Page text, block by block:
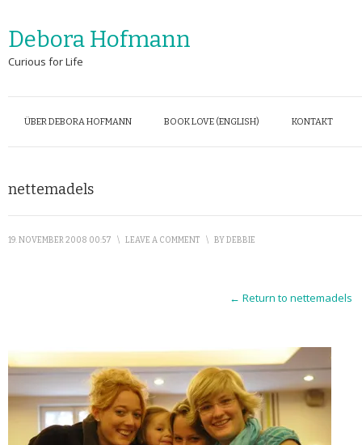
Debora Hofmann
Curious for Life
ÜBER DEBORA HOFMANN BOOK LOVE (ENGLISH) KONTAKT
nettemadels
19. NOVEMBER 2008 00:57 \ LEAVE A COMMENT \ BYDEBBIE
← Return to nettemadels